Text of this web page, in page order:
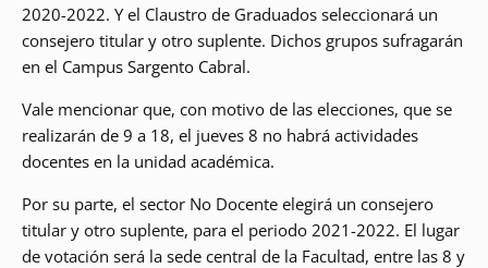
2020-2022. Y el Claustro de Graduados seleccionará un
consejero titular y otro suplente. Dichos grupos sufragarán
en el Campus Sargento Cabral.
Vale mencionar que, con motivo de las elecciones, que se
realizarán de 9 a 18, el jueves 8 no habrá actividades
docentes en la unidad académica.
Por su parte, el sector No Docente elegirá un consejero
titular y otro suplente, para el periodo 2021-2022. El lugar
de votación será la sede central de la Facultad, entre las 8 y